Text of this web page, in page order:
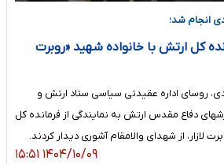
انجام شد؛
کل ارتش با خانواده شهید «روبرت
روسای اداره عقیدتی سیاسی ستاد ارتش و
دفاع مقدس ارتش به نمایندگی از فرمانده کل
لازار، از شهدای والامقام آشوری دیدار کردند.
۱۴۰۴/۱۰/۰۹ ۱۵:۵۱